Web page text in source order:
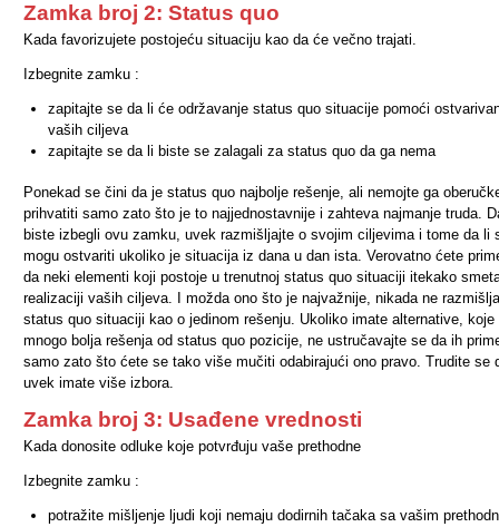
Zamka broj 2: Status quo
Kada favorizujete postojeću situaciju kao da će večno trajati.
Izbegnite zamku :
zapitajte se da li će održavanje status quo situacije pomoći
vaših ciljeva
zapitajte se da li biste se zalagali za status quo da ga nema
Ponekad se čini da je status quo najbolje rešenje, ali nemojte ga
prihvatiti samo zato što je to najjednostavnije i zahteva najmanje truda.
biste izbegli ovu zamku, uvek razmišljajte o svojim ciljevima i tome da li
mogu ostvariti ukoliko je situacija iz dana u dan ista. Verovatno ćete
da neki elementi koji postoje u trenutnoj status quo situaciji itekako
realizaciji vaših ciljeva. I možda ono što je najvažnije, nikada ne
status quo situaciji kao o jedinom rešenju. Ukoliko imate alternative, koje
mnogo bolja rešenja od status quo pozicije, ne ustručavajte se da ih
samo zato što ćete se tako više mučiti odabirajući ono pravo. Trudite se
uvek imate više izbora.
Zamka broj 3: Usađene vrednosti
Kada donosite odluke koje potvrđuju vaše prethodne
Izbegnite zamku :
potražite mišljenje ljudi koji nemaju dodirnih tačaka sa vašim